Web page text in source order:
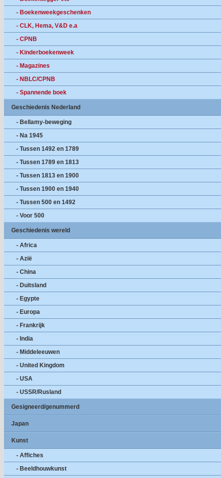
- Boekenweekgeschenken
- CLK, Hema, V&D e.a
- CPNB
- Kinderboekenweek
- Magazines
- NBLC/CPNB
- Spannende boek
Geschiedenis Nederland
- Bellamy-beweging
- Na 1945
- Tussen 1492 en 1789
- Tussen 1789 en 1813
- Tussen 1813 en 1900
- Tussen 1900 en 1940
- Tussen 500 en 1492
- Voor 500
Geschiedenis wereld
- Africa
- Azië
- China
- Duitsland
- Egypte
- Europa
- Frankrijk
- India
- Middeleeuwen
- United Kingdom
- USA
- USSR/Rusland
Gesigneerd/genummerd
Japan
Kunst
- Affiches
- Beeldhouwkunst